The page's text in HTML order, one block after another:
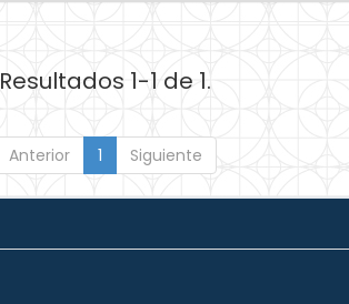
Resultados 1-1 de 1.
Anterior 1 Siguiente